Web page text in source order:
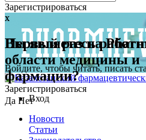
Зарегистрироваться
x
Первый раз на
Войдите, чтобы читать, писать
Зарегистрироваться
x
Вы являетесь
области медицины и
фармации?
Да НетВход
Новости
Статьи